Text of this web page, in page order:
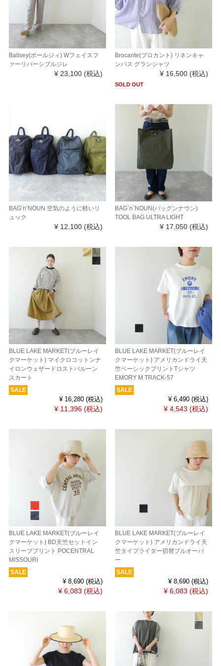
Ballsey(ボールジィ) Wフェイスフ
ァーリバーシブルジレ
¥ 23,100 (税込)
Brocante(ブロカント) リネンキャ
ンバス グランシャツ
¥ 16,500 (税込)
SOLD OUT
BAG’n’NOUN 空気のように軽いリ
ュック
¥ 12,100 (税込)
BAG`n`NOUN(バッグンナウン)
TOOL BAG ULTRA LIGHT
¥ 17,050 (税込)
BLUE LAKE MARKET(ブルーレイ
クマーケット) マイクロコットンナ
イロンウェザードロストバルーン
スカート
SALE
¥ 16,280 (税込)
¥ 11,396 (税込)
BLUE LAKE MARKET(ブルーレイ
クマーケット) アメリカンドライ天
竺ベーシックプリントTシャツ
EMORY M TRACK-57
SALE
¥ 6,490(税込)
¥ 4,543(税込)
BLUE LAKE MARKET(ブルーレイ
クマーケット) BD天竺セットイン
スリーブプリント POCENTRAL
MISSOURI
SALE
¥ 8,690 (税込)
¥ 6,083 (税込)
BLUE LAKE MARKET(ブルーレイ
クマーケット) アメリカンドライ天
竺タイプライター切替プルオーバ
ー
SALE
¥ 8,690(税込)
¥ 6,083(税込)